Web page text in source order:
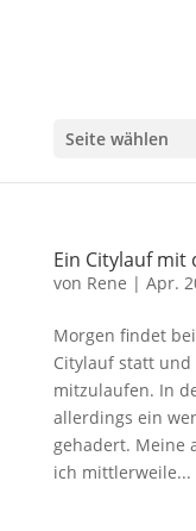
Seite wählen
Ein Citylauf mit
von Rene | Apr.
Morgen findet
Citylauf statt und
mitzulaufen. In
allerdings ein
gehadert. Meine
ich mittlerweile...